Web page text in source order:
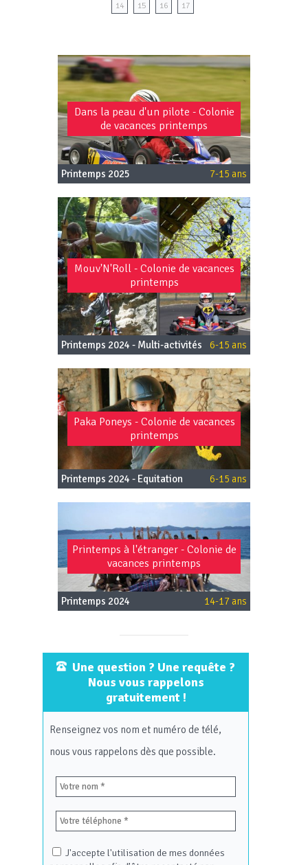
14 15 16 17
Dans la peau d'un pilote - Colonie
de vacances printemps
Printemps 2025 7-15 ans
Mouv'N'Roll - Colonie de vacances
printemps
Printemps 2024 - Multi-activités 6-15 ans
Paka Poneys - Colonie de vacances
printemps
Printemps 2024 - Equitation 6-15 ans
Printemps à l'étranger - Colonie de
vacances printemps
Printemps 2024 14-17 ans
Une question ? Une requête ?
Nous vous rappelons
gratuitement !
Renseignez vos nom et numéro de télé,
nous vous rappelons dès que possible.
J'accepte l'utilisation de mes données